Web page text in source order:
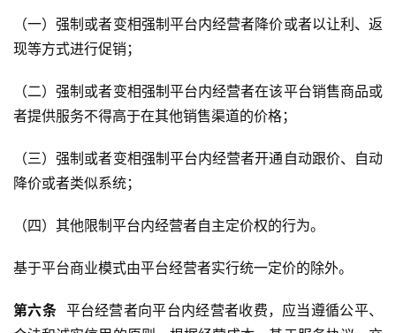
（一）强制或者变相强制平台内经营者降价或者以让利、返
现等方式进行促销；
（二）强制或者变相强制平台内经营者在该平台销售商品或
者提供服务不得高于在其他销售渠道的价格；
（三）强制或者变相强制平台内经营者开通自动跟价、自动
降价或者类似系统；
（四）其他限制平台内经营者自主定价权的行为。
基于平台商业模式由平台经营者实行统一定价的除外。
第六条 平台经营者向平台内经营者收费，应当遵循公平、